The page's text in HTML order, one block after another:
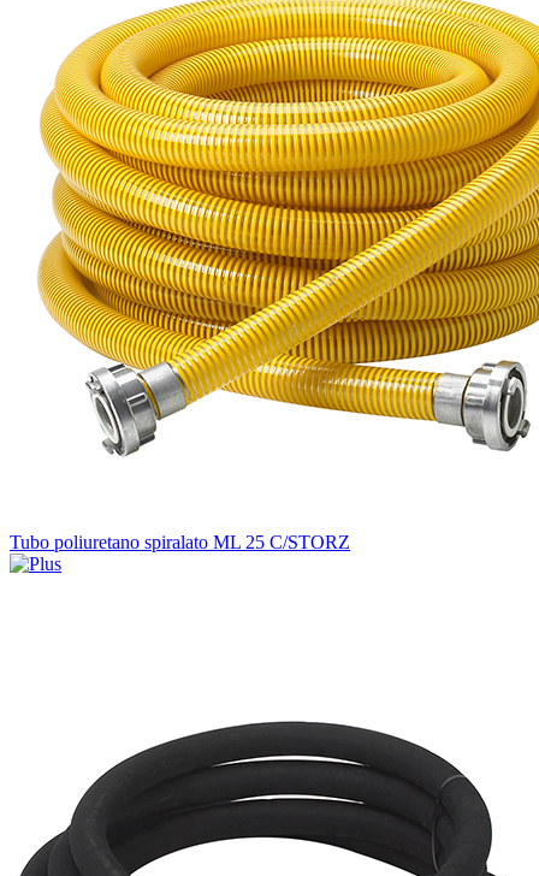
Tubo poliuretano spiralato ML 25 C/STORZ